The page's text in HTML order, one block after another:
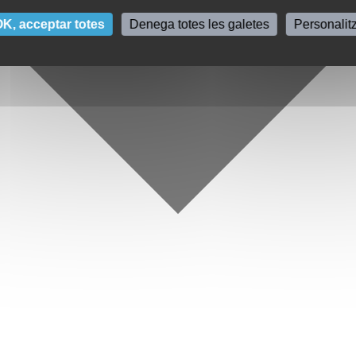
acceptar totes Denega totes les galetes